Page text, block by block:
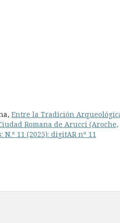
Entre la Tradición
Romana de Arucci (Aroche,
11 (2025): digitAR nº 11